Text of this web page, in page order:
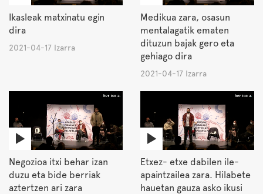
Ikasleak matxinatu egin
dira
2021-04-17 Izarra
Medikua zara, osasun
mentalagatik ematen
dituzun bajak gero eta
gehiago dira
2021-04-17 Izarra
Negozioa itxi behar izan
duzu eta bide berriak
aztertzen ari zara
Etxez- etxe dabilen ile-
apaintzailea zara. Hilabete
hauetan gauza asko ikusi